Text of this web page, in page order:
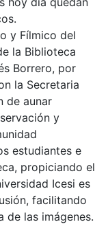
y Fílmico del
la Biblioteca
Borrero, por
la Secretaria
de aunar
y
estudiantes e
propiciando el
Icesi es
facilitando
de las imágenes.